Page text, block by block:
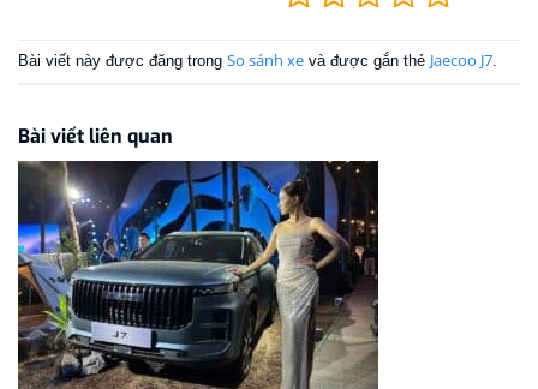
Bài viết này được đăng trong So sánh xe và được gắn thẻ Jaecoo J7.
Bài viết liên quan